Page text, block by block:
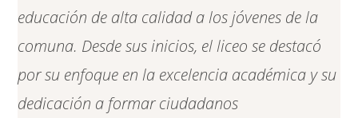
educación de alta calidad a los jóvenes de la
comuna. Desde sus inicios, el liceo se destacó
por su enfoque en la excelencia académica y su
dedicación a formar ciudadanos